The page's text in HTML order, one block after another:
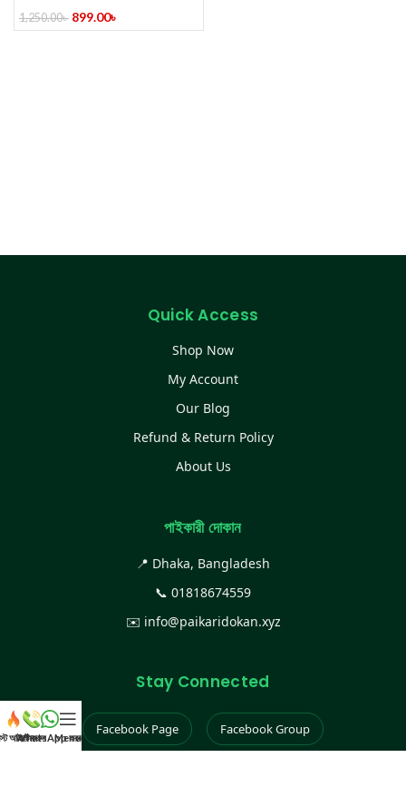
1,250.00৳ 899.00৳
Quick Access
Shop Now
My Account
Our Blog
Refund & Return Policy
About Us
পাইকারী দোকান
📍 Dhaka, Bangladesh
📞 01818674559
✉️ info@paikaridokan.xyz
Stay Connected
Facebook Page Facebook Group
আইটেম
কল করুন
WhatsApp করুন
Menu